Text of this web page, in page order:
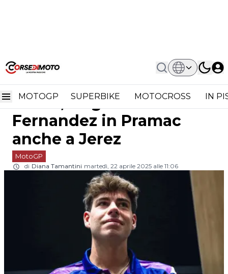
MOTOGP SUPERBIKE MOTOCROSS IN
Home MotoGP
MotoGP: Oliveira Ancora Fermo,
MotoGP: Oliveira ancora
fermo, Augusto
Fernandez in Pramac
anche a Jerez
MotoGP
di Diana Tamantini martedì, 22 aprile 2025 alle 11:06